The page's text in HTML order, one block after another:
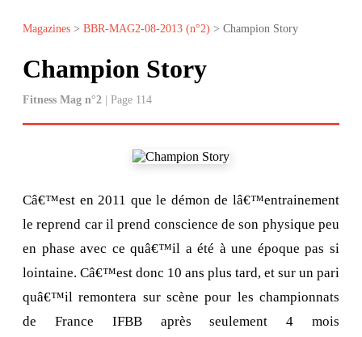
Magazines > BBR-MAG2-08-2013 (n°2) > Champion Story
Champion Story
Fitness Mag n°2 | Page 114
Câ€™est en 2011 que le démon de lâ€™entrainement
le reprend car il prend conscience de son physique peu
en phase avec ce quâ€™il a été à une époque pas si
lointaine. Câ€™est donc 10 ans plus tard, et sur un pari
quâ€™il remontera sur scène pour les championnats
de France IFBB après seulement 4 mois